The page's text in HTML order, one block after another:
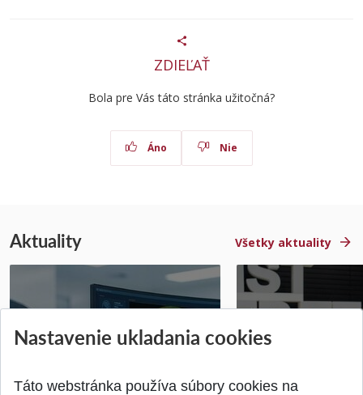
ZDIEĽAŤ
Bola pre Vás táto stránka užitočná?
Áno Nie
Aktuality Všetky aktuality
Europe na posilnenie
Študentský tím z
jediný zastupoval
Nastavenie ukladania cookies
Táto webstránka používa súbory cookies na